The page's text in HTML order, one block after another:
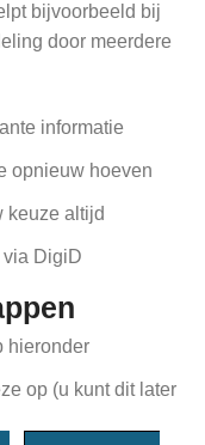
bijvoorbeeld bij
door meerdere
informatie
opnieuw hoeven
keuze altijd
via DigiD
hieronder
op (u kunt dit later